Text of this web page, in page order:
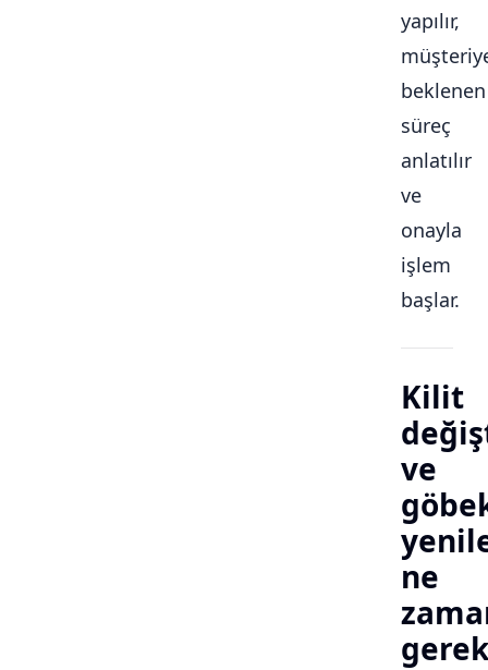
yapılır,
beklenen
süreç
anlatılır
ve
onayla
işlem
başlar.
Kilit
ve
ne